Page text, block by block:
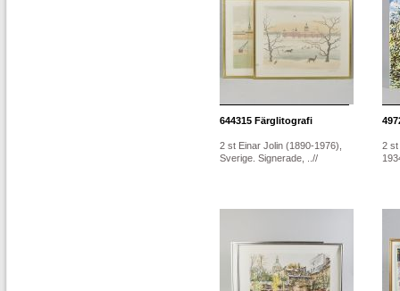
644315 Färglitografi
2 st Einar Jolin (1890-1976),
Sverige. Signerade, ..//
2 st